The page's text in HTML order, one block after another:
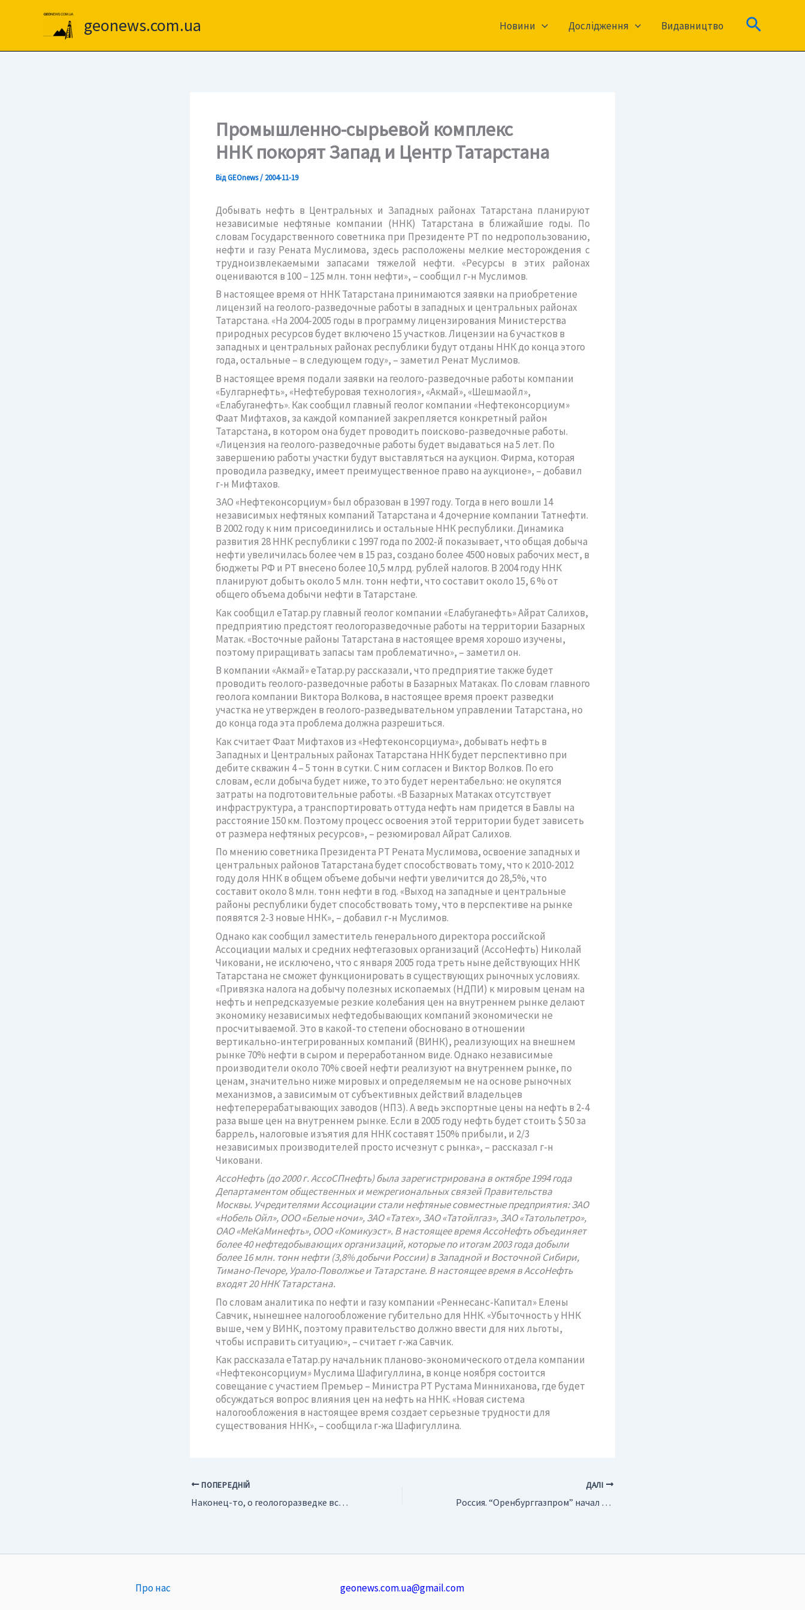
geonews.com.ua Новини Дослідження Видавництво Пошук
Промышленно-сырьевой комплекс
ННК покорят Запад и Центр Татарстана
ВідGEOnews/ 2004-11-19
Добывать нефть в Центральных и Западных районах Татарстана планируют
независимые нефтяные компании (ННК) Татарстана в ближайшие годы. По
словам Государственного советника при Президенте РТ по недропользованию,
нефти и газу Рената Муслимова, здесь расположены мелкие месторождения с
трудноизвлекаемыми запасами тяжелой нефти. «Ресурсы в этих районах
оцениваются в 100 – 125 млн. тонн нефти», – сообщил г-н Муслимов.
В настоящее время от ННК Татарстана принимаются заявки на приобретение
лицензий на геолого-разведочные работы в западных и центральных районах
Татарстана. «На 2004-2005 годы в программу лицензирования Министерства
природных ресурсов будет включено 15 участков. Лицензии на 6 участков в
западных и центральных районах республики будут отданы ННК до конца этого
года, остальные – в следующем году», – заметил Ренат Муслимов.
В настоящее время подали заявки на геолого-разведочные работы компании
«Булгарнефть», «Нефтебуровая технология», «Акмай», «Шешмаойл»,
«Елабуганефть». Как сообщил главный геолог компании «Нефтеконсорциум»
Фаат Мифтахов, за каждой компанией закрепляется конкретный район
Татарстана, в котором она будет проводить поисково-разведочные работы.
«Лицензия на геолого-разведочные работы будет выдаваться на 5 лет. По
завершению работы участки будут выставляться на аукцион. Фирма, которая
проводила разведку, имеет преимущественное право на аукционе», – добавил
г-н Мифтахов.
ЗАО «Нефтеконсорциум» был образован в 1997 году. Тогда в него вошли 14
независимых нефтяных компаний Татарстана и 4 дочерние компании Татнефти.
В 2002 году к ним присоединились и остальные ННК республики. Динамика
развития 28 ННК республики с 1997 года по 2002-й показывает, что общая добыча
нефти увеличилась более чем в 15 раз, создано более 4500 новых рабочих мест, в
бюджеты РФ и РТ внесено более 10,5 млрд. рублей налогов. В 2004 году ННК
планируют добыть около 5 млн. тонн нефти, что составит около 15, 6 % от
общего объема добычи нефти в Татарстане.
Как сообщил еТатар.ру главный геолог компании «Елабуганефть» Айрат Салихов,
предприятию предстоят геологоразведочные работы на территории Базарных
Матак. «Восточные районы Татарстана в настоящее время хорошо изучены,
поэтому приращивать запасы там проблематично», – заметил он.
В компании «Акмай» еТатар.ру рассказали, что предприятие также будет
проводить геолого-разведочные работы в Базарных Матаках. По словам главного
геолога компании Виктора Волкова, в настоящее время проект разведки
участка не утвержден в геолого-разведывательном управлении Татарстана, но
до конца года эта проблема должна разрешиться.
Как считает Фаат Мифтахов из «Нефтеконсорциума», добывать нефть в
Западных и Центральных районах Татарстана ННК будет перспективно при
дебите скважин 4 – 5 тонн в сутки. С ним согласен и Виктор Волков. По его
словам, если добыча будет ниже, то это будет нерентабельно: не окупятся
затраты на подготовительные работы. «В Базарных Матаках отсутствует
инфраструктура, а транспортировать оттуда нефть нам придется в Бавлы на
расстояние 150 км. Поэтому процесс освоения этой территории будет зависеть
от размера нефтяных ресурсов», – резюмировал Айрат Салихов.
По мнению советника Президента РТ Рената Муслимова, освоение западных и
центральных районов Татарстана будет способствовать тому, что к 2010-2012
году доля ННК в общем объеме добычи нефти увеличится до 28,5%, что
составит около 8 млн. тонн нефти в год. «Выход на западные и центральные
районы республики будет способствовать тому, что в перспективе на рынке
появятся 2-3 новые ННК», – добавил г-н Муслимов.
Однако как сообщил заместитель генерального директора российской
Ассоциации малых и средних нефтегазовых организаций (АссоНефть) Николай
Чиковани, не исключено, что с января 2005 года треть ныне действующих ННК
Татарстана не сможет функционировать в существующих рыночных условиях.
«Привязка налога на добычу полезных ископаемых (НДПИ) к мировым ценам на
нефть и непредсказуемые резкие колебания цен на внутреннем рынке делают
экономику независимых нефтедобывающих компаний экономически не
просчитываемой. Это в какой-то степени обосновано в отношении
вертикально-интегрированных компаний (ВИНК), реализующих на внешнем
рынке 70% нефти в сыром и переработанном виде. Однако независимые
производители около 70% своей нефти реализуют на внутреннем рынке, по
ценам, значительно ниже мировых и определяемым не на основе рыночных
механизмов, а зависимым от субъективных действий владельцев
нефтеперерабатывающих заводов (НПЗ). А ведь экспортные цены на нефть в 2-4
раза выше цен на внутреннем рынке. Если в 2005 году нефть будет стоить $ 50 за
баррель, налоговые изъятия для ННК составят 150% прибыли, и 2/3
независимых производителей просто исчезнут с рынка», – рассказал г-н
Чиковани.
АссоНефть (до 2000 г. АссоСПнефть) была зарегистрирована в октябре 1994 года
Департаментом общественных и межрегиональных связей Правительства
Москвы. Учредителями Ассоциации стали нефтяные совместные предприятия: ЗАО
«Нобель Ойл», ООО «Белые ночи», ЗАО «Татех», ЗАО «Татойлгаз», ЗАО «Татольпетро»,
ОАО «МеКаМинефть», ООО «Комикуэст». В настоящее время АссоНефть объединяет
более 40 нефтедобывающих организаций, которые по итогам 2003 года добыли
более 16 млн. тонн нефти (3,8% добычи России) в Западной и Восточной Сибири,
Тимано-Печоре, Урало-Поволжье и Татарстане. В настоящее время в АссоНефть
входят 20 ННК Татарстана.
По словам аналитика по нефти и газу компании «Реннесанс-Капитал» Елены
Савчик, нынешнее налогообложение губительно для ННК. «Убыточность у ННК
выше, чем у ВИНК, поэтому правительство должно ввести для них льготы,
чтобы исправить ситуацию», – считает г-жа Савчик.
Как рассказала еТатар.ру начальник планово-экономического отдела компании
«Нефтеконсорциум» Муслима Шафигуллина, в конце ноября состоится
совещание с участием Премьер – Министра РТ Рустама Минниханова, где будет
обсуждаться вопрос влияния цен на нефть на ННК. «Новая система
налогообложения в настоящее время создает серьезные трудности для
существования ННК», – сообщила г-жа Шафигуллина.
ПОПЕРЕДНІЙ
Наконец-то, о геологоразведке вспомнили…
ДАЛІ
Россия. “Оренбурггазпром” начал бурение поисковой скважины
Про нас geonews.com.ua@gmail.com